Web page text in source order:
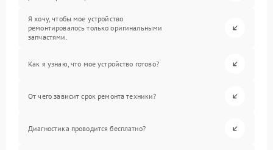
Я хочу, чтобы мое устройство
ремонтировалось только оригинальными
запчастями.
Как я узнаю, что мое устройство готово?
От чего зависит срок ремонта техники?
Диагностика проводится бесплатно?